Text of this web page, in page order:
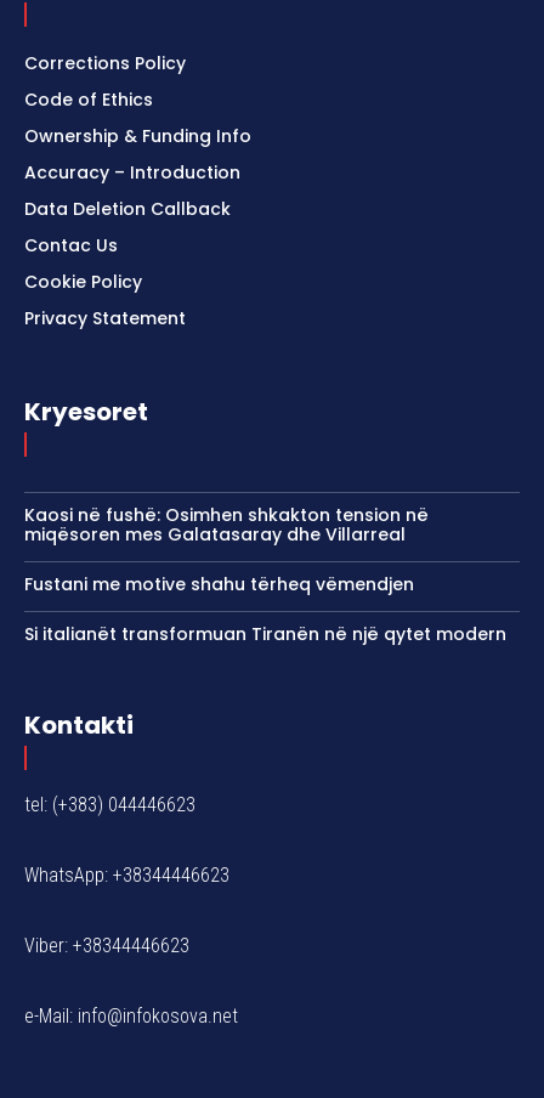
Corrections Policy
Code of Ethics
Ownership & Funding Info
Accuracy – Introduction
Data Deletion Callback
Contac Us
Cookie Policy
Privacy Statement
Kryesoret
Kaosi në fushë: Osimhen shkakton tension në
miqësoren mes Galatasaray dhe Villarreal
Fustani me motive shahu tërheq vëmendjen
Si italianët transformuan Tiranën në një qytet modern
Kontakti
tel: (+383) 044446623
WhatsApp: +38344446623
Viber: +38344446623
e-Mail: info@infokosova.net